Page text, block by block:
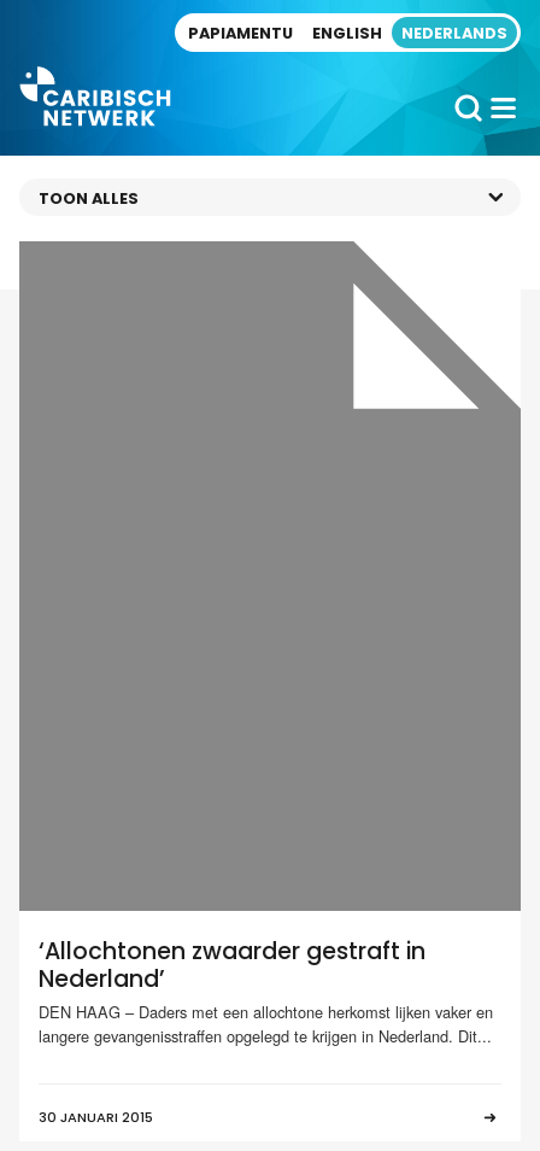
PAPIAMENTU ENGLISH NEDERLANDS
‘Allochtonen zwaarder gestraft in
Nederland’
DEN HAAG – Daders met een allochtone herkomst lijken vaker en
langere gevangenisstraffen opgelegd te krijgen in Nederland. Dit...
30 JANUARI 2015